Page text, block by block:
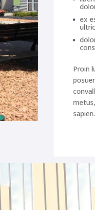
ex
Proin
sapien.